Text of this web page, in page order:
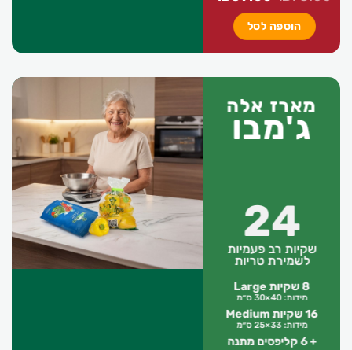
המקורי
היה:
₪78.00.
₪59.00.
הוספה לסל
מארז אלה
ג'מבו
24
שקיות רב פעמיות
לשמירת טריות
8 שקיות Large
מידות: 40×30 ס״מ
16 שקיות Medium
מידות: 33×25 ס״מ
+ 6 קליפסים מתנה